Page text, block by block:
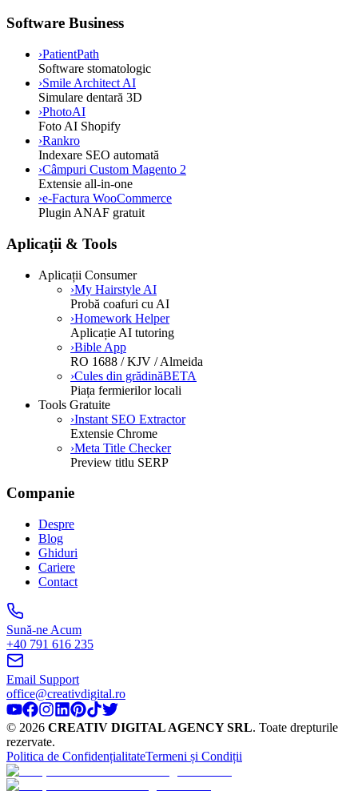
Software Business
›PatientPath
Software stomatologic
›Smile Architect AI
Simulare dentară 3D
›PhotoAI
Foto AI Shopify
›Rankro
Indexare SEO automată
›Câmpuri Custom Magento 2
Extensie all-in-one
›e-Factura WooCommerce
Plugin ANAF gratuit
Aplicații & Tools
Aplicații Consumer
›My Hairstyle AI
Probă coafuri cu AI
›Homework Helper
Aplicație AI tutoring
›Bible App
RO 1688 / KJV / Almeida
›Cules din grădinăBETA
Piața fermierilor locali
Tools Gratuite
›Instant SEO Extractor
Extensie Chrome
›Meta Title Checker
Preview titlu SERP
Companie
Despre
Blog
Ghiduri
Cariere
Contact
Sună-ne Acum
+40 791 616 235
Email Support
office@creativdigital.ro
© 2026 CREATIV DIGITAL AGENCY SRL. Toate drepturile
rezervate.
Politica de ConfidențialitateTermeni și Condiții